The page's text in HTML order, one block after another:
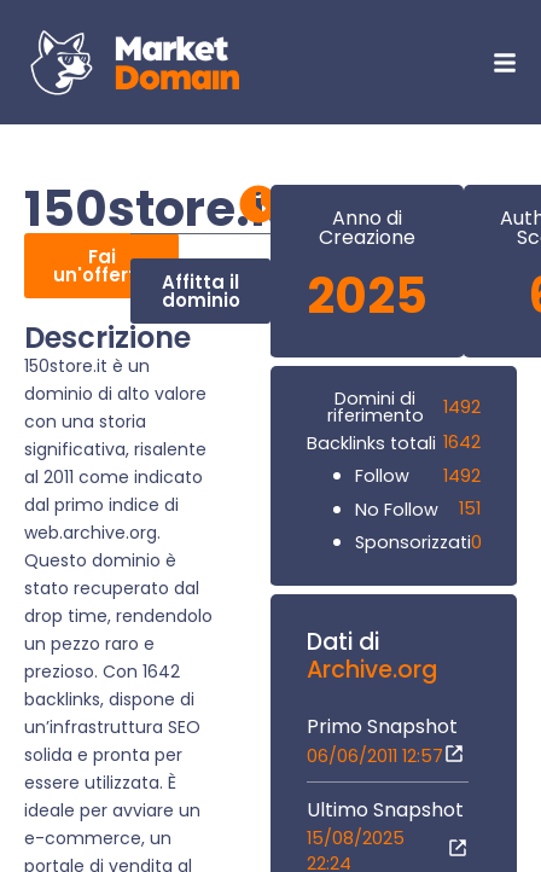
150store.it
Fai
un'offerta Affitta il
dominio
Descrizione
150store.it è un
dominio di alto valore
con una storia
significativa, risalente
al 2011 come indicato
dal primo indice di
web.archive.org.
Questo dominio è
stato recuperato dal
drop time, rendendolo
un pezzo raro e
prezioso. Con 1642
backlinks, dispone di
un’infrastruttura SEO
solida e pronta per
essere utilizzata. È
ideale per avviare un
e-commerce, un
portale di vendita al
Anno di
Creazione
2025
Domini di
riferimento
1492
Backlinks totali 1642
Follow
1492
No Follow
151
Sponsorizzati0
Dati di
Archive.org
Primo Snapshot
06/06/2011 12:57
Ultimo Snapshot
15/08/2025
22:24